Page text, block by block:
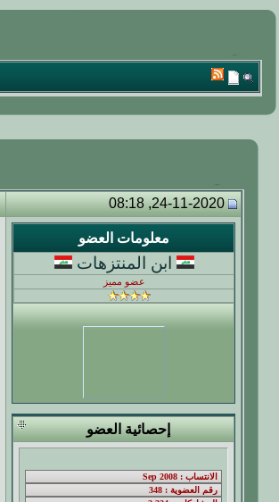
24-11-2020, 08:18
معلومات العضو
ابن المنتزهات
عضو مميز
إحصائية العضو